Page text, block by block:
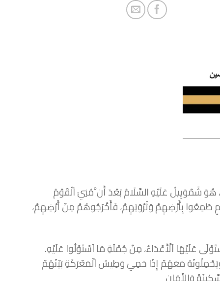
هُوَ شَمْوَيِيلُ عَلَيْهِ السَّلَامُ بَعْدَ أَن ْمُنِيَ اَلْقَوْمُ
طَمِعُوا بِأَرْضِهِمْ وَثَرْوَتِهِمْ، فَأَخْرَجُوهُمْ مِنْ أَرْضِهِمْ،
عَلَيْهَا اَلْأَعْدَاءُ، مِنْ جُمْلَةِ مَا اَسْتَوْلُوا عَلَيْهِ.
مَعَهُمْ إِذَا حَمِيَ وَطِيسُ اَلْمَعْرَكَةِ بَيْنَهُمْ